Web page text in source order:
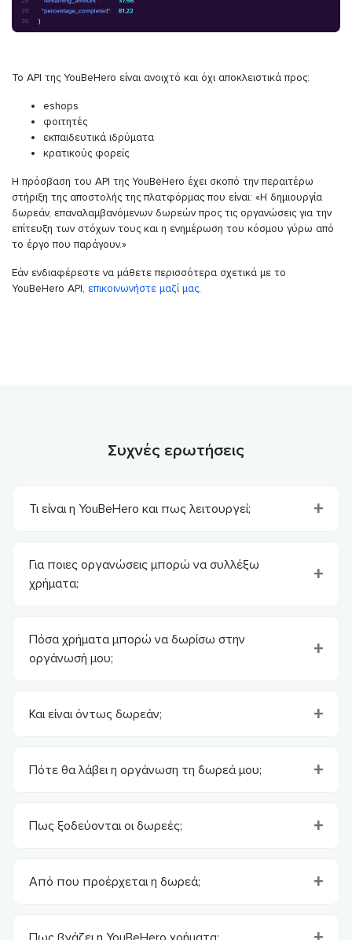
Το API της YouBeHero είναι ανοιχτό και όχι αποκλειστικά προς:
eshops
φοιτητές
εκπαιδευτικά ιδρύματα
κρατικούς φορείς
Η πρόσβαση του API της YouBeHero έχει σκοπό την περαιτέρω
στήριξη της αποστολής της πλατφόρμας που είναι: «Η δημιουργία
δωρεάν, επαναλαμβανόμενων δωρεών προς τις οργανώσεις για την
επίτευξη των στόχων τους και η ενημέρωση του κόσμου γύρω από
το έργο που παράγουν.»
Εάν ενδιαφέρεστε να μάθετε περισσότερα σχετικά με το
YouBeHero API, επικοινωνήστε μαζί μας.
Συχνές ερωτήσεις
Τι είναι η YouBeHero και πως λειτουργεί;
Για ποιες οργανώσεις μπορώ να συλλέξω
χρήματα;
Πόσα χρήματα μπορώ να δωρίσω στην
οργάνωσή μου;
Και είναι όντως δωρεάν;
Πότε θα λάβει η οργάνωση τη δωρεά μου;
Πως ξοδεύονται οι δωρεές;
Από που προέρχεται η δωρεά;